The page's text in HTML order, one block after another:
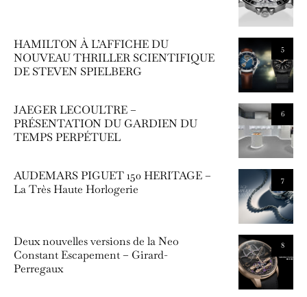
5
HAMILTON À L’AFFICHE DU
NOUVEAU THRILLER SCIENTIFIQUE
DE STEVEN SPIELBERG
6
JAEGER LECOULTRE –
PRÉSENTATION DU GARDIEN DU
TEMPS PERPÉTUEL
7
AUDEMARS PIGUET 150 HERITAGE –
La Très Haute Horlogerie
8
Deux nouvelles versions de la Neo
Constant Escapement – Girard-
Perregaux